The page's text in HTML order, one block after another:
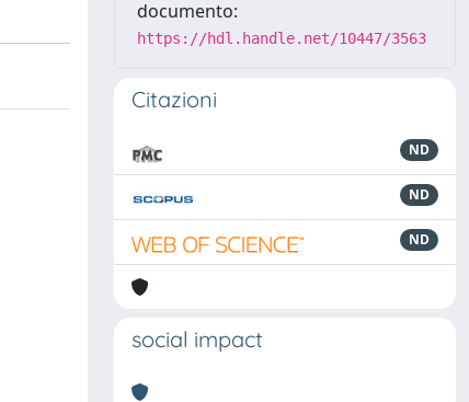
documento:
https://hdl.handle.net/10447/3563
Citazioni
ND
ND
ND
social impact